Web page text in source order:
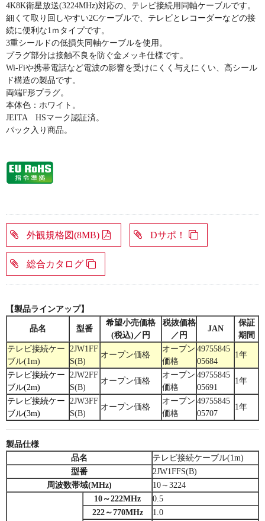
4K8K衛星放送(3224MHz)対応の、テレビ接続用同軸ケーブルです。
細くて取り回しやすい2Cケーブルで、テレビとレコーダーなどの接
続に便利な1ｍタイプです。
3重シールドの低損失同軸ケーブルを使用。
プラグ部分は接触不良を防ぐ金メッキ仕様です。
Wi-Fiや携帯電話など電波の影響を受けにくく与えにくい、高シール
ド構造の製品です。
両端F形プラグ。
本体色：ホワイト。
JEITA HSマーク認証済。
パック入り商品。
外観規格図(8MB) Dサポ！
総合カタログ
【製品ラインアップ】
品名 型番
希望小売価格
(税込)／円
税抜価格
／円
JAN
保証
期間
テレビ接続ケー
ブル(1m)
2JW1FF
S(B)
オープン価格
オープン
価格
49755845
05684
1年
テレビ接続ケー
ブル(2m)
2JW2FF
S(B)
オープン価格
オープン
価格
49755845
05691
1年
テレビ接続ケー
ブル(3m)
2JW3FF
S(B)
オープン価格
オープン
価格
49755845
05707
1年
製品仕様
品名
テレビ接続ケーブル(1m)
型番
2JW1FFS(B)
周波数帯域(MHz)
10～3224
10～222MHz
0.5
222～770MHz
1.0